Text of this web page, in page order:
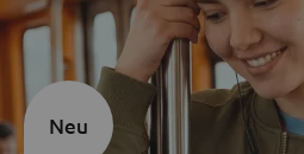
Neu